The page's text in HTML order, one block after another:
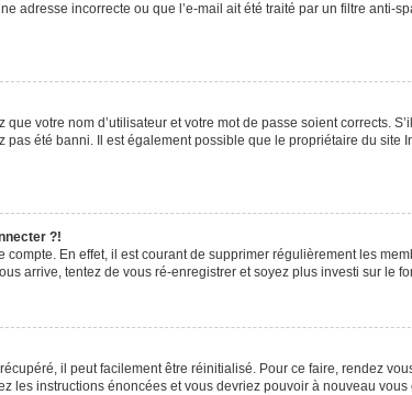
adresse incorrecte ou que l’e-mail ait été traité par un filtre anti-
votre nom d’utilisateur et votre mot de passe soient corrects.
été banni. Il est également possible que le propriétaire du site
?!
compte. En effet, il est courant de supprimer régulièrement les
arrive, tentez de vous ré-enregistrer et soyez plus investi sur le
il peut facilement être réinitialisé. Pour ce faire, rendez
les instructions énoncées et vous devriez pouvoir à nouveau vous